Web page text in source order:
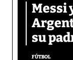
Messi
su
FÚTBOL